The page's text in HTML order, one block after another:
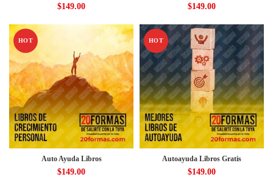
$149.00 $149.00
HOT
Auto Ayuda Libros
$149.00
HOT
Autoayuda Libros Gratis
$149.00